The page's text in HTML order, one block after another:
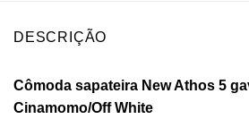
DESCRIÇÃO
Cômoda sapateira New Athos 5
Cinamomo/Off White